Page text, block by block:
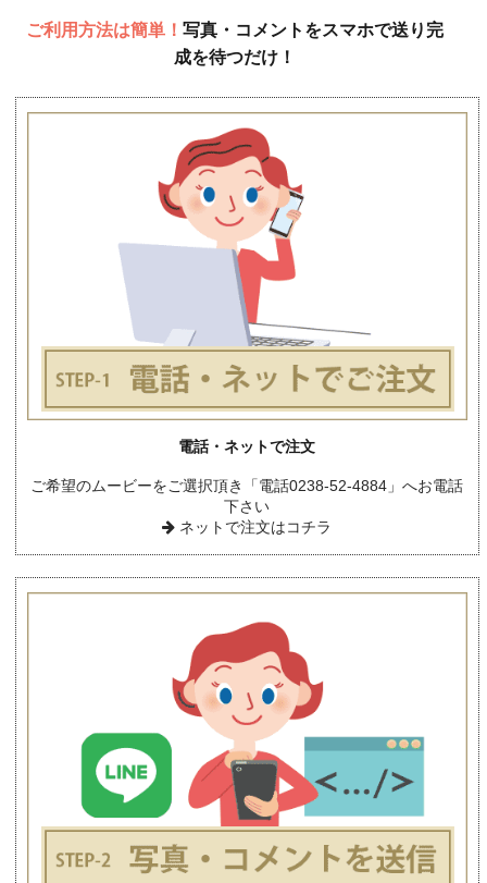
ご利用方法は簡単！ 写真・コメントをスマホで送り完
成を待つだけ！
電話・ネットで注文
ご希望のムービーをご選択頂き「電話0238-52-4884」へお電話
下さい
ネットで注文はコチラ